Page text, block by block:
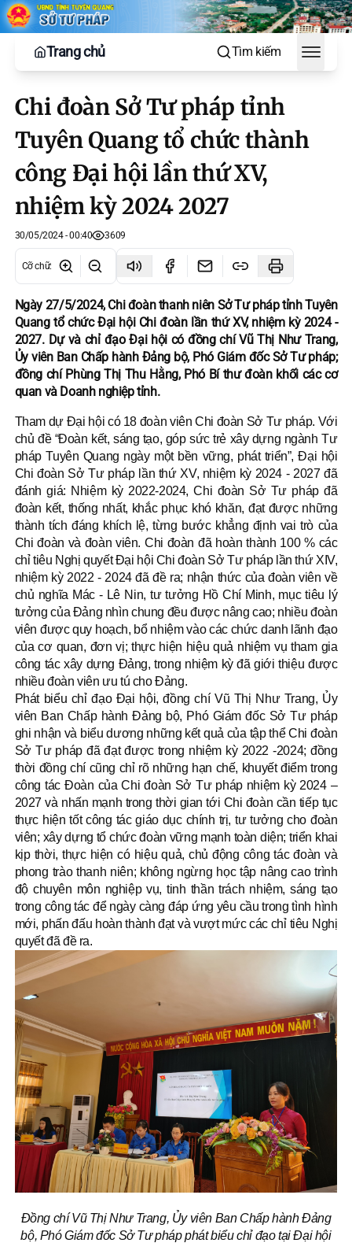
Trang chủ Tìm kiếm
Toggle
Chi đoàn Sở Tư pháp tỉnh
Tuyên Quang tổ chức thành
công Đại hội lần thứ XV,
nhiệm kỳ 2024 2027
30/05/2024 - 00:40 3609
Cỡ chữ:
Ngày 27/5/2024, Chi đoàn thanh niên Sở Tư pháp tỉnh Tuyên
Quang tổ chức Đại hội Chi đoàn lần thứ XV, nhiệm kỳ 2024 -
2027. Dự và chỉ đạo Đại hội có đồng chí Vũ Thị Như Trang,
Ủy viên Ban Chấp hành Đảng bộ, Phó Giám đốc Sở Tư pháp;
đồng chí Phùng Thị Thu Hằng, Phó Bí thư đoàn khối các cơ
quan và Doanh nghiệp tỉnh.
Tham dự Đại hội có 18 đoàn viên Chi đoàn Sở Tư pháp. Với
chủ đề “Đoàn kết, sáng tạo, góp sức trẻ xây dựng ngành Tư
pháp Tuyên Quang ngày một bền vững, phát triển”, Đại hội
Chi đoàn Sở Tư pháp lần thứ XV, nhiệm kỳ 2024 - 2027 đã
đánh giá: Nhiệm kỳ 2022-2024, Chi đoàn Sở Tư pháp đã
đoàn kết, thống nhất, khắc phục khó khăn, đạt được những
thành tích đáng khích lệ, từng bước khẳng định vai trò của
Chi đoàn và đoàn viên. Chi đoàn đã hoàn thành 100 % các
chỉ tiêu Nghị quyết Đại hội Chi đoàn Sở Tư pháp lần thứ XIV,
nhiệm kỳ 2022 - 2024 đã đề ra; nhận thức của đoàn viên về
chủ nghĩa Mác - Lê Nin, tư tưởng Hồ Chí Minh, mục tiêu lý
tưởng của Đảng nhìn chung đều được nâng cao; nhiều đoàn
viên được quy hoạch, bổ nhiệm vào các chức danh lãnh đạo
của cơ quan, đơn vị; thực hiện hiệu quả nhiệm vụ tham gia
công tác xây dựng Đảng, trong nhiệm kỳ đã giới thiệu được
nhiều đoàn viên ưu tú cho Đảng.
Phát biểu chỉ đạo Đại hội, đồng chí Vũ Thị Như Trang, Ủy
viên Ban Chấp hành Đảng bộ, Phó Giám đốc Sở Tư pháp
ghi nhận và biểu dương những kết quả của tập thể Chi đoàn
Sở Tư pháp đã đạt được trong nhiệm kỳ 2022 -2024; đồng
thời đồng chí cũng chỉ rõ những hạn chế, khuyết điểm trong
công tác Đoàn của Chi đoàn Sở Tư pháp nhiệm kỳ 2024 –
2027 và nhấn mạnh trong thời gian tới Chi đoàn cần tiếp tục
thực hiện tốt công tác giáo dục chính trị, tư tưởng cho đoàn
viên; xây dựng tổ chức đoàn vững mạnh toàn diện; triển khai
kịp thời, thực hiện có hiệu quả, chủ động công tác đoàn và
phong trào thanh niên; không ngừng học tập nâng cao trình
độ chuyên môn nghiệp vụ, tinh thần trách nhiệm, sáng tạo
trong công tác để ngày càng đáp ứng yêu cầu trong tình hình
mới, phấn đấu hoàn thành đạt và vượt mức các chỉ tiêu Nghị
quyết đã đề ra.
Đồng chí Vũ Thị Như Trang, Ủy viên Ban Chấp hành Đảng
bộ, Phó Giám đốc Sở Tư pháp phát biểu chỉ đạo tại Đại hội